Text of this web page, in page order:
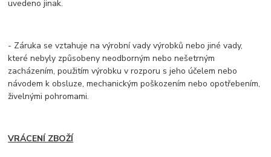
uvedeno jinak.
- Záruka se vztahuje na výrobní vady výrobků nebo jiné vady,
které nebyly způsobeny neodborným nebo nešetrným
zacházením, použitím výrobku v rozporu s jeho účelem nebo
návodem k obsluze, mechanickým poškozením nebo opotřebením,
živelnými pohromami.
VRÁCENÍ ZBOŽÍ